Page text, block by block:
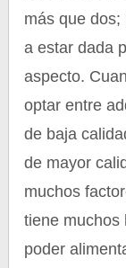
más que
a estar dada
aspecto.
optar entre
de baja
de mayor
muchos
tiene muchos
poder